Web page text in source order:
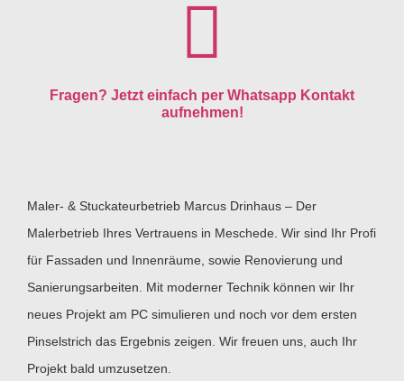
Fragen? Jetzt einfach per Whatsapp Kontakt
aufnehmen!
Maler- & Stuckateurbetrieb Marcus Drinhaus – Der
Malerbetrieb Ihres Vertrauens in Meschede. Wir sind Ihr Profi
für Fassaden und Innenräume, sowie Renovierung und
Sanierungsarbeiten. Mit moderner Technik können wir Ihr
neues Projekt am PC simulieren und noch vor dem ersten
Pinselstrich das Ergebnis zeigen. Wir freuen uns, auch Ihr
Projekt bald umzusetzen.